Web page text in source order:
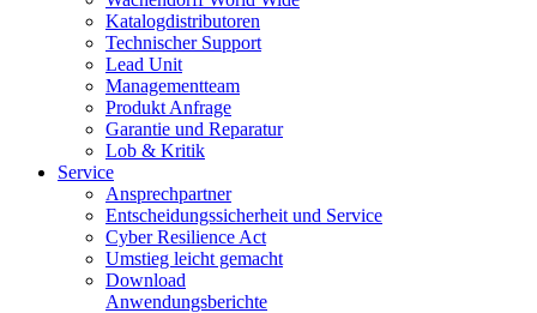
Katalogdistributoren
Technischer Support
Lead Unit
Managementteam
Produkt Anfrage
Garantie und Reparatur
Lob & Kritik
Service
Ansprechpartner
Entscheidungssicherheit und Service
Cyber Resilience Act
Umstieg leicht gemacht
Download
Anwendungsberichte